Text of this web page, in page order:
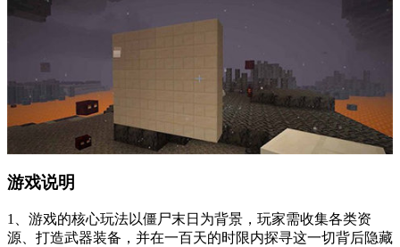
游戏说明
1、游戏的核心玩法以僵尸末日为背景，玩家需收集各类资
源、打造武器装备，并在一百天的时限内探寻这一切背后隐藏